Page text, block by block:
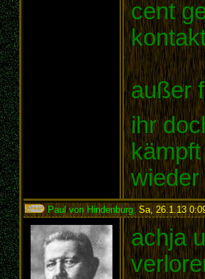
cent
außer
ihr
Paul von Hindenburg, Sa, 26.1.13
achja